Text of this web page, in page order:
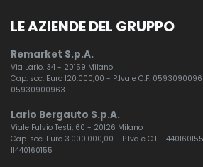
LE AZIENDE DEL GRUPPO
Remarket S.p.A.
Via Lario, 34 - 20159 Milano
Cap. soc. Euro 120.000,00 - P.Iva e C.F.
05930900963
Lario Bergauto S.p.A.
Viale Fulvio Testi, 60 - 20126 Milano
Cap. soc. Euro 3.000.000,00 - P.Iva e C.F.
11440160155